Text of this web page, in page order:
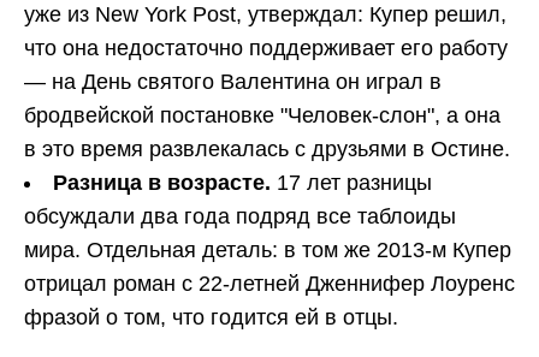
уже из New York Post, утверждал: Купер решил,
что она недостаточно поддерживает его работу
— на День святого Валентина он играл в
бродвейской постановке "Человек-слон", а она
в это время развлекалась с друзьями в Остине.
Разница в возрасте. 17 лет разницы
обсуждали два года подряд все таблоиды
мира. Отдельная деталь: в том же 2013-м Купер
отрицал роман с 22-летней Дженнифер Лоуренс
фразой о том, что годится ей в отцы.